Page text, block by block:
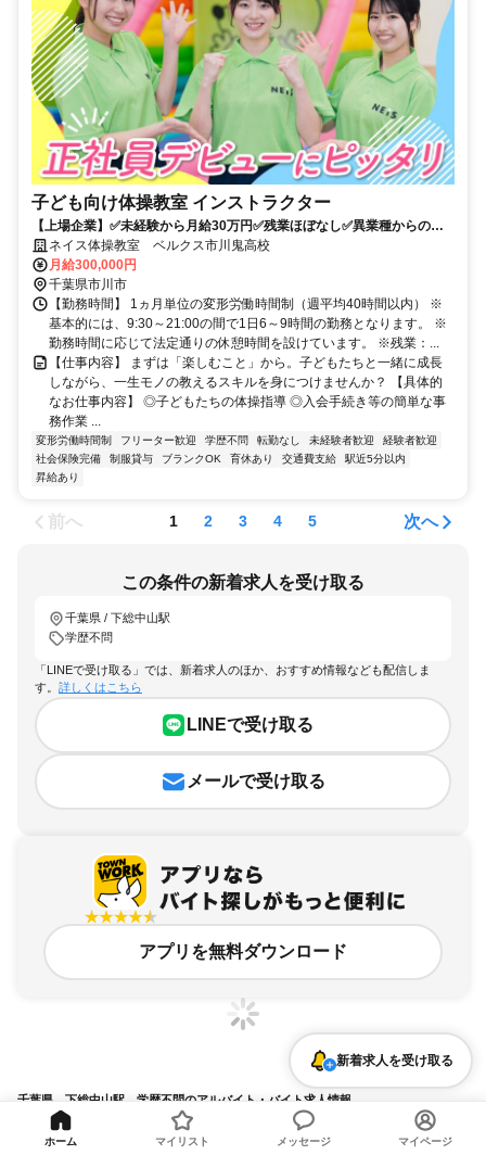
子ども向け体操教室 インストラクター
【上場企業】✅未経験から月給30万円✅残業ほぼなし✅異業種からの転
職多数✅子供の未来をつくる仕事
ネイス体操教室 ベルクス市川鬼高校
月給300,000円
千葉県市川市
【勤務時間】 1ヵ月単位の変形労働時間制（週平均40時間以内） ※
基本的には、9:30～21:00の間で1日6～9時間の勤務となります。 ※
勤務時間に応じて法定通りの休憩時間を設けています。 ※残業：...
【仕事内容】 まずは「楽しむこと」から。子どもたちと一緒に成長
しながら、一生モノの教えるスキルを身につけませんか？ 【具体的
なお仕事内容】 ◎子どもたちの体操指導 ◎入会手続き等の簡単な事
務作業 ...
変形労働時間制 フリーター歓迎 学歴不問 転勤なし 未経験者歓迎
経験者歓迎
社会保険完備
制服貸与 ブランクOK 育休あり 交通費支給
駅近5分以内
昇給あり
前へ 1 2 3 4 5 次へ
この条件の新着求人を受け取る
千葉県 / 下総中山駅
学歴不問
「LINEで受け取る」では、新着求人のほか、おすすめ情報なども配信しま
す。 詳しくはこちら
LINEで受け取る
メールで受け取る
アプリを無料ダウンロード
千葉県、下総中山駅、学歴不問のアルバイト・バイト求人情報
求人の詳細を表示
新着求人を受け取る
ホーム マイリスト メッセージ マイページ